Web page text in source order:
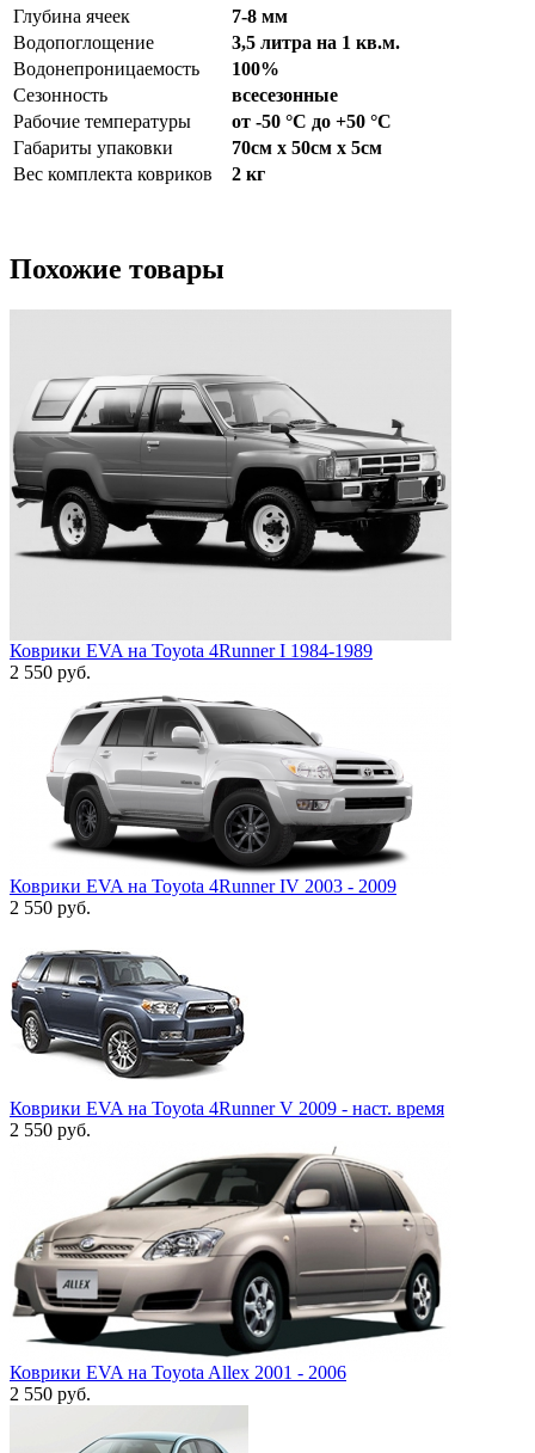
Глубина ячеек
7-8 мм
Водопоглощение
3,5 литра на 1 кв.м.
Водонепроницаемость
100%
Сезонность
всесезонные
Рабочие температуры
от -50 °С до +50 °С
Габариты упаковки
70см x 50см x 5см
Вес комплекта ковриков
2 кг
Похожие товары
Коврики EVA на Toyota 4Runner I 1984-1989
2 550 руб.
Коврики EVA на Toyota 4Runner IV 2003 - 2009
2 550 руб.
Коврики EVA на Toyota 4Runner V 2009 - наст. время
2 550 руб.
Коврики EVA на Toyota Allex 2001 - 2006
2 550 руб.